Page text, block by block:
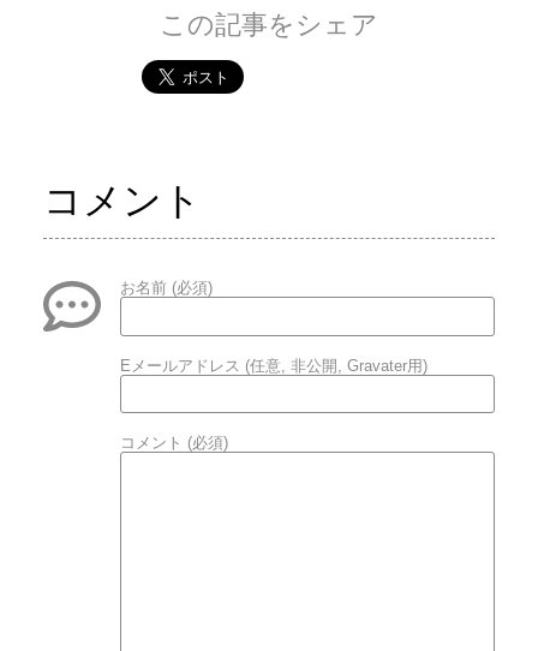
この記事をシェア